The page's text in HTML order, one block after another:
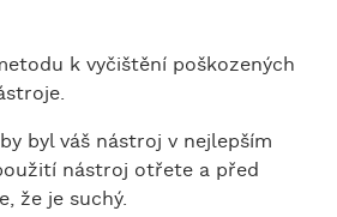
k vyčištění poškozených
byl váš nástroj v nejlepším
nástroj otřete a před
že je suchý.